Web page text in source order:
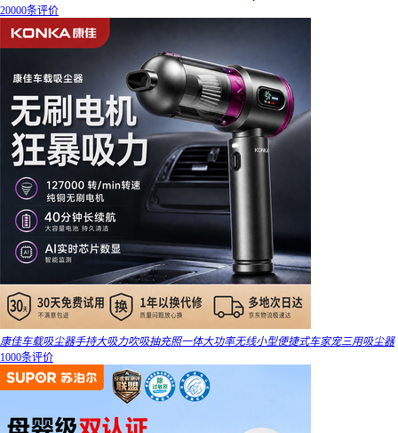
20000条评价
康佳车载吸尘器手持大吸力吹吸抽充照一体大功率无线小型便捷式车家宠三用吸尘器
1000条评价